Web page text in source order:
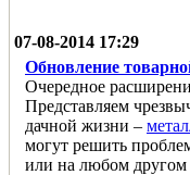
07-08-2014 17:29
Обновление
Очередное
Представляем
дачной жизни –
могут решить
или на любом другом